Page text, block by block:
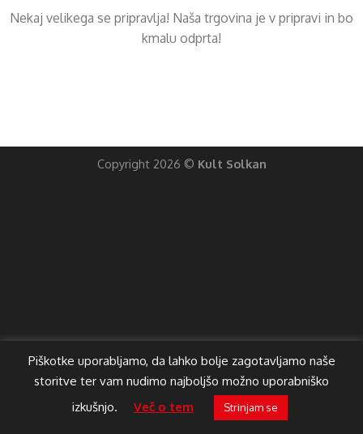
Nekaj ​​velikega se pripravlja! Naša trgovina je v pripravi in ​​bo
kmalu odprta!
Piškotke uporabljamo, da lahko bolje zagotavljamo naše
storitve ter vam nudimo najboljšo možno uporabniško
izkušnjo.
Več o tem Strinjam se
Copyright 2026 © Kult Solkan